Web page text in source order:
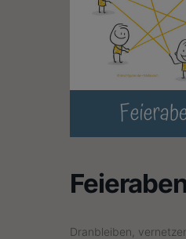
Dranbleiben,